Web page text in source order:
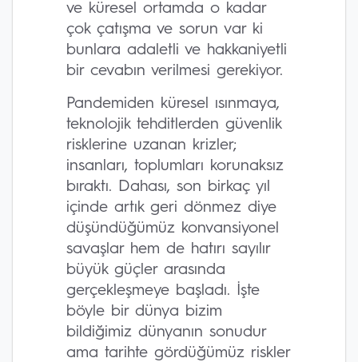
ve küresel ortamda o kadar
çok çatışma ve sorun var ki
bunlara adaletli ve hakkaniyetli
bir cevabın verilmesi gerekiyor.
Pandemiden küresel ısınmaya,
teknolojik tehditlerden güvenlik
risklerine uzanan krizler;
insanları, toplumları korunaksız
bıraktı. Dahası, son birkaç yıl
içinde artık geri dönmez diye
düşündüğümüz konvansiyonel
savaşlar hem de hatırı sayılır
büyük güçler arasında
gerçekleşmeye başladı. İşte
böyle bir dünya bizim
bildiğimiz dünyanın sonudur
ama tarihte gördüğümüz riskler